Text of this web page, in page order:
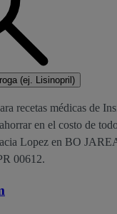
(ej. Lisinopril)
recetas médicas de
en el costo de
Lopez en BO
00612.